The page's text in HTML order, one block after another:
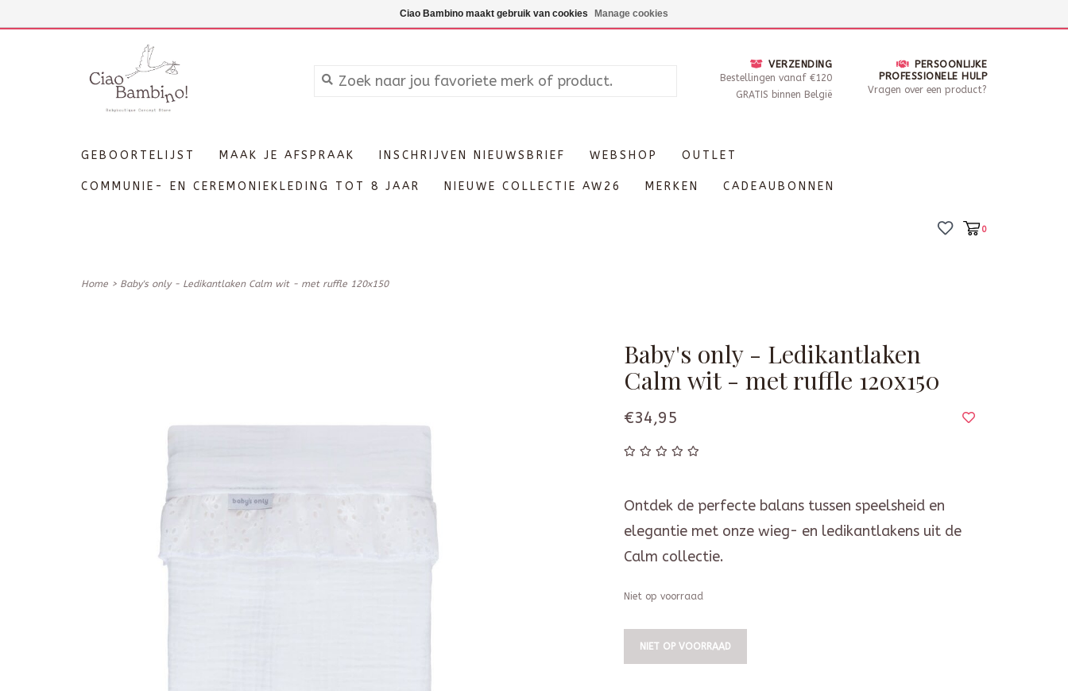
Maandag enkel op afspraak, Dinsdag - Zaterdag open van 10 - 17u30
VERZENDING
Bestellingen vanaf €120
GRATIS binnen België
PERSOONLIJKE
PROFESSIONELE HULP
Vragen over een product?
GEBOORTELIJST MAAK JE AFSPRAAK INSCHRIJVEN NIEUWSBRIEF WEBSHOP OUTLET
COMMUNIE- EN CEREMONIEKLEDING TOT 8 JAAR NIEUWE COLLECTIE AW26 MERKEN CADEAUBONNEN
0
Home > Baby's only - Ledikantlaken Calm wit - met ruffle 120x150
Baby's only - Ledikantlaken
Calm wit - met ruffle 120x150
€34,95
Ontdek de perfecte balans tussen speelsheid en
elegantie met onze wieg- en ledikantlakens uit de
Calm collectie.
Niet op voorraad
NIET OP VOORRAAD
Ciao Bambino maakt gebruik van cookies Manage cookies